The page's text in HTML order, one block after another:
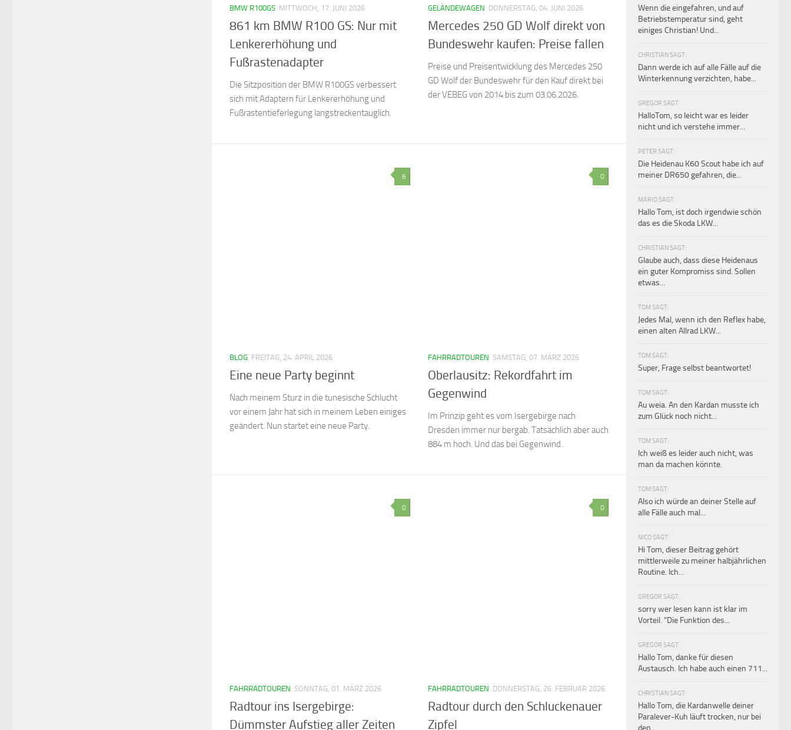
BMW R100GS MITTWOCH, 17. JUNI 2026
861 km BMW R100 GS: Nur mit
Lenkererhöhung und
Fußrastenadapter
Die Sitzposition der BMW R100GS verbessert
sich mit Adaptern für Lenkererhöhung und
Fußrastentieferlegung langstreckentauglich.
GELÄNDEWAGEN DONNERSTAG, 04. JUNI 2026
Mercedes 250 GD Wolf direkt von
Bundeswehr kaufen: Preise fallen
Preise und Preisentwicklung des Mercedes 250
GD Wolf der Bundeswehr für den Kauf direkt bei
der VEBEG von 2014 bis zum 03.06.2026.
6
BLOG FREITAG, 24. APRIL 2026
Eine neue Party beginnt
Nach meinem Sturz in die tunesische Schlucht
vor einem Jahr hat sich in meinem Leben einiges
geändert. Nun startet eine neue Party.
0
FAHRRADTOUREN SAMSTAG, 07. MÄRZ 2026
Oberlausitz: Rekordfahrt im
Gegenwind
Im Prinzip geht es vom Isergebirge nach
Dresden immer nur bergab. Tatsächlich aber auch
884 m hoch. Und das bei Gegenwind.
0
FAHRRADTOUREN SONNTAG, 01. MÄRZ 2026
Radtour ins Isergebirge:
Dümmster Aufstieg aller Zeiten
0
FAHRRADTOUREN DONNERSTAG, 26. FEBRUAR 2026
Radtour durch den Schluckenauer
Zipfel
Wenn die eingefahren, und auf
Betriebstemperatur sind, geht
einiges Christian! Und...
CHRISTIAN SAGT:
Dann werde ich auf alle Fälle auf die
Winterkennung verzichten, habe...
GREGOR SAGT:
HalloTom, so leicht war es leider
nicht und ich verstehe immer...
PETER SAGT:
Die Heidenau K60 Scout habe ich auf
meiner DR650 gefahren, die...
MARIO SAGT:
Hallo Tom, ist doch irgendwie schön
das es die Skoda LKW...
CHRISTIAN SAGT:
Glaube auch, dass diese Heidenaus
ein guter Kompromiss sind. Sollen
etwas...
TOM SAGT:
Jedes Mal, wenn ich den Reflex habe,
einen alten Allrad LKW...
TOM SAGT:
Super, Frage selbst beantwortet!
TOM SAGT:
Au weia. An den Kardan musste ich
zum Glück noch nicht...
TOM SAGT:
Ich weiß es leider auch nicht, was
man da machen könnte.
TOM SAGT:
Also ich würde an deiner Stelle auf
alle Fälle auch mal...
NICO SAGT:
Hi Tom, dieser Beitrag gehört
mittlerweile zu meiner halbjährlichen
Routine. Ich...
GREGOR SAGT:
sorry wer lesen kann ist klar im
Vorteil. "Die Funktion des...
GREGOR SAGT:
Hallo Tom, danke für diesen
Austausch. Ich habe auch einen 711...
CHRISTIAN SAGT:
Hallo Tom, die Kardanwelle deiner
Paralever-Kuh läuft trocken, nur bei
den...